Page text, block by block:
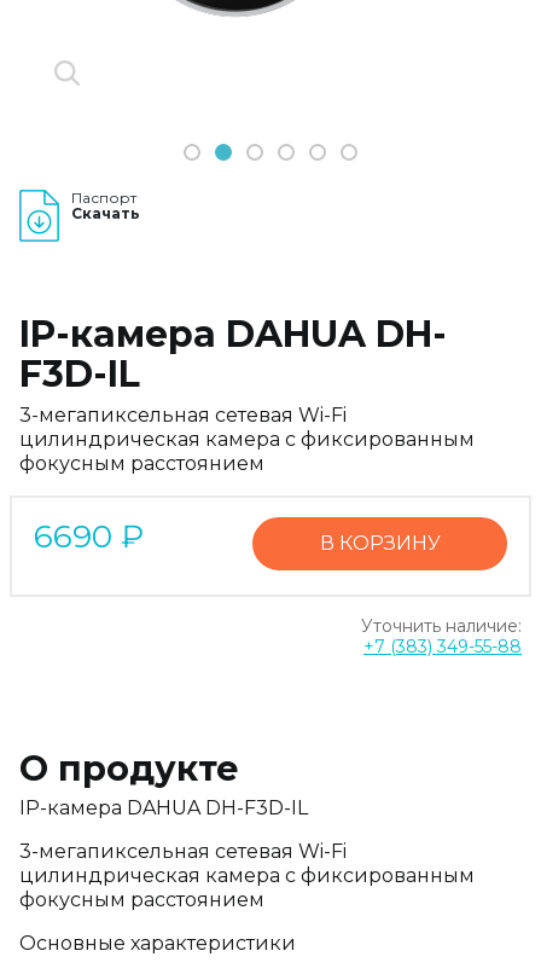
1 2 3 4 5 6
Паспорт
Скачать
IP-камера DAHUA DH-
F3D-IL
3-мегапиксельная сетевая Wi-Fi
цилиндрическая камера с фиксированным
фокусным расстоянием
6690 ₽ В КОРЗИНУ
Уточнить наличие:
+7 (383) 349-55-88
О продукте
IP-камера DAHUA DH-F3D-IL
3-мегапиксельная сетевая Wi-Fi
цилиндрическая камера с фиксированным
фокусным расстоянием
Основные характеристики